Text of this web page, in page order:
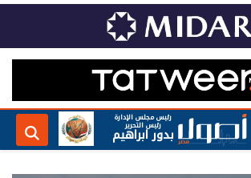
رئيس مجلس الإدارة
رئيس التحرير
بدور ابراهيم